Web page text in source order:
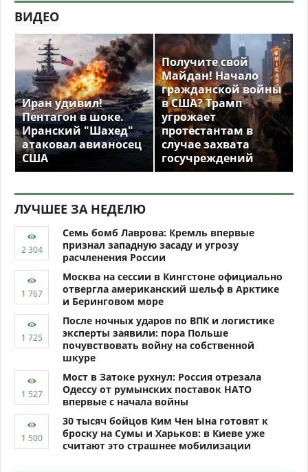
ВИДЕО
Иран удивил!
Пентагон в шоке.
Иранский "Шахед"
атаковал авианосец
США
Получите свой
Майдан! Начало
гражданской войны
в США? Трамп
угрожает
протестантам в
случае захвата
госучреждений
ЛУЧШЕЕ ЗА НЕДЕЛЮ
Семь бомб Лаврова: Кремль впервые
признал западную засаду и угрозу
расчленения России
Москва на сессии в Кингстоне официально
отвергла американский шельф в Арктике
и Беринговом море
После ночных ударов по ВПК и логистике
эксперты заявили: пора Польше
почувствовать войну на собственной
шкуре
Мост в Затоке рухнул: Россия отрезала
Одессу от румынских поставок НАТО
впервые с начала войны
30 тысяч бойцов Ким Чен Ына готовят к
броску на Сумы и Харьков: в Киеве уже
считают это страшнее мобилизации